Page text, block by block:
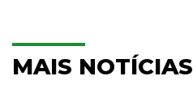
MAIS NOTÍCIAS